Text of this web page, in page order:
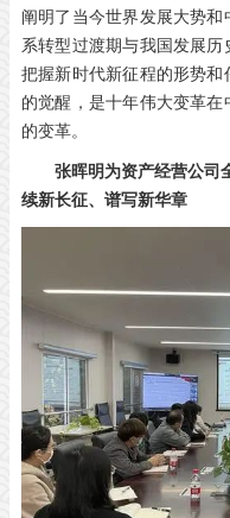
阐明了当今世界发展大势
系转型过渡期与我国发展
把握新时代新征程的形势
的觉醒，是十年伟大变革
的变革。
张晖明为资产经营公司
续新长征、谱写新华章